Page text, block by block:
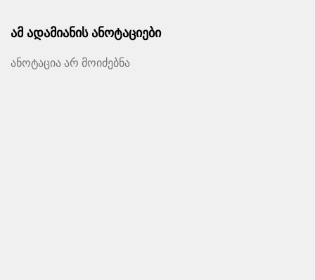
ამ ადამიანის ანოტაციები
ანოტაცია არ მოიძებნა